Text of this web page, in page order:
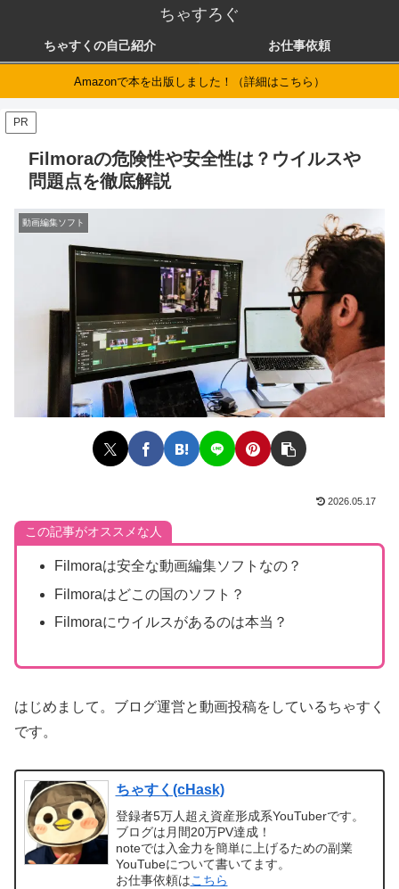
ちゃすろぐ
ちゃすくの自己紹介 お仕事依頼
Amazonで本を出版しました！（詳細はこちら）
PR
Filmoraの危険性や安全性は？ウイルスや
問題点を徹底解説
動画編集ソフト
2026.05.17
この記事がオススメな人
Filmoraは安全な動画編集ソフトなの？
Filmoraはどこの国のソフト？
Filmoraにウイルスがあるのは本当？
はじめまして。ブログ運営と動画投稿をしているちゃすく
です。
ちゃすく(cHask)
登録者5万人超え資産形成系YouTuberです。
ブログは月間20万PV達成！
noteでは入金力を簡単に上げるための副業
YouTubeについて書いてます。
お仕事依頼はこちら